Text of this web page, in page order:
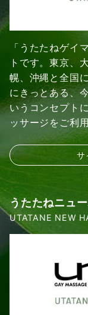
「うたたねゲイ
トです。東京、
幌、沖縄と全国
にきっとある、
いうコンセプト
ッサージをご利
サ
うたたねニュ
UTATANE NEW